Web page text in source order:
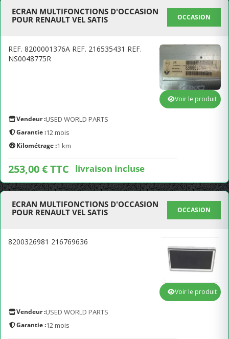
ECRAN MULTIFONCTIONS D'OCCASION
POUR RENAULT VEL SATIS
OCCASION
REF. 8200001376A REF. 216535431 REF.
NS0048775R
Vendeur :USED WORLD PARTS
Garantie :12 mois
Kilométrage :1 km
253,00 € TTC livraison incluse
Voir le produit
ECRAN MULTIFONCTIONS D'OCCASION
POUR RENAULT VEL SATIS
OCCASION
8200326981 216769636
Vendeur :USED WORLD PARTS
Garantie :12 mois
Voir le produit